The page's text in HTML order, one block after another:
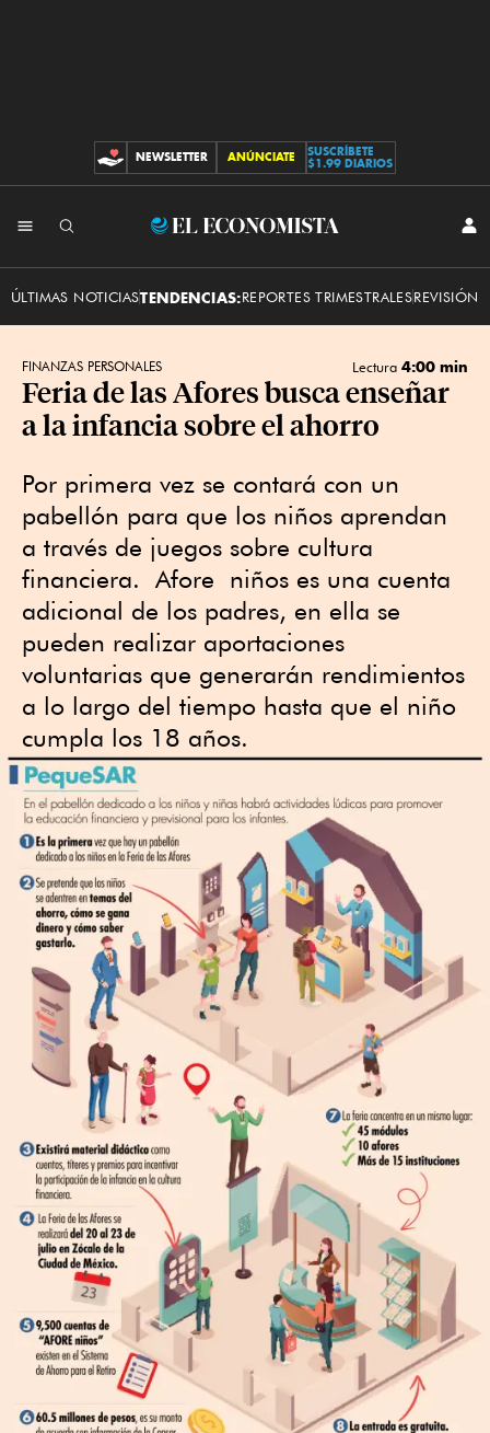
CONTRIBUCIONES
NEWSLETTER ANÚNCIATE
SUSCRÍBETE
$1.99 DIARIOS
El
ÚLTIMAS NOTICIASTENDENCIAS:REPORTES TRIMESTRALESREVISIÓN
FINANZAS PERSONALES Lectura 4:00 min
Feria de las Afores busca enseñar
a la infancia sobre el ahorro
Por primera vez se contará con un
pabellón para que los niños aprendan
a través de juegos sobre cultura
financiera. Afore niños es una cuenta
adicional de los padres, en ella se
pueden realizar aportaciones
voluntarias que generarán rendimientos
a lo largo del tiempo hasta que el niño
cumpla los 18 años.